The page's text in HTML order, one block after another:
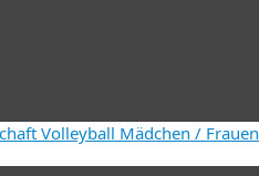
Volleyball Mädchen / Frauen